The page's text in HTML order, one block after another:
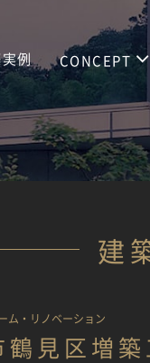
例 CONCEPT
建
ム・リノベーション
鶴見区増築